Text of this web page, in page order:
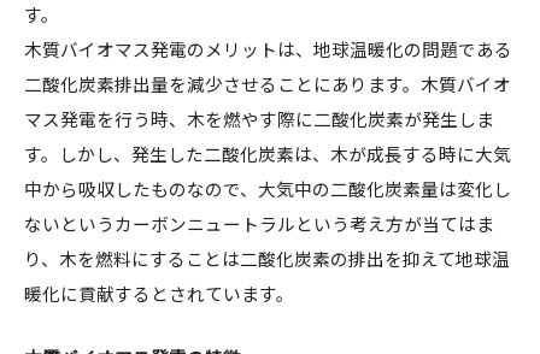
す。
木質バイオマス発電のメリットは、地球温暖化の問題である
二酸化炭素排出量を減少させることにあります。木質バイオ
マス発電を行う時、木を燃やす際に二酸化炭素が発生しま
す。しかし、発生した二酸化炭素は、木が成長する時に大気
中から吸収したものなので、大気中の二酸化炭素量は変化し
ないというカーボンニュートラルという考え方が当てはま
り、木を燃料にすることは二酸化炭素の排出を抑えて地球温
暖化に貢献するとされています。